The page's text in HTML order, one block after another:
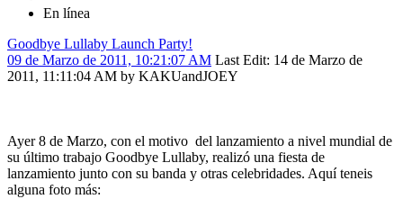
En línea
Goodbye Lullaby Launch Party!
09 de Marzo de 2011, 10:21:07 AM Last Edit: 14 de Marzo de
2011, 11:11:04 AM by KAKUandJOEY
Ayer 8 de Marzo, con el motivo del lanzamiento a nivel mundial de
su último trabajo Goodbye Lullaby, realizó una fiesta de
lanzamiento junto con su banda y otras celebridades. Aquí teneis
alguna foto más: